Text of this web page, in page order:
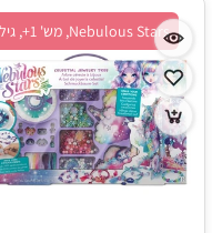
Nebulous Stars, מש' 1+, גיל 7+